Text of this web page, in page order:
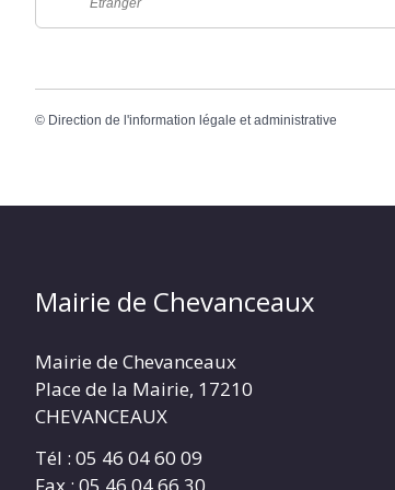
© Direction de l'information légale et administrative
Mairie de Chevanceaux
Mairie de Chevanceaux
Place de la Mairie, 17210
CHEVANCEAUX
Tél : 05 46 04 60 09